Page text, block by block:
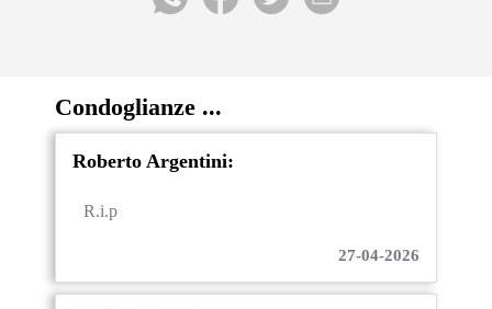
Condoglianze ...
Roberto Argentini:
R.i.p
27-04-2026